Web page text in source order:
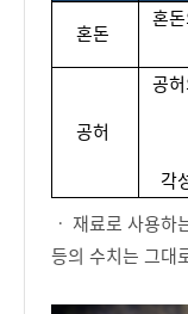
혼돈
혼
공허
공
각
ㆍ 재료로 사용
등의 수치는 그대